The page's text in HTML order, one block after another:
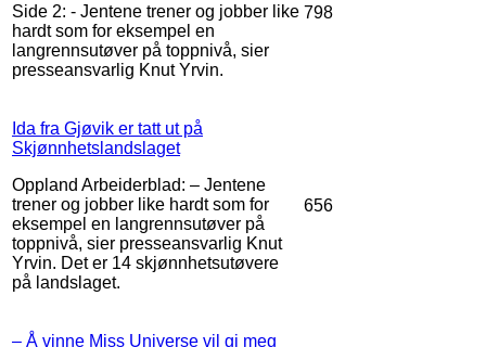
Side 2: - Jentene trener og jobber like
hardt som for eksempel en
langrennsutøver på toppnivå, sier
presseansvarlig Knut Yrvin.
798
Ida fra Gjøvik er tatt ut på
Skjønnhetslandslaget
Oppland Arbeiderblad: – Jentene
trener og jobber like hardt som for
eksempel en langrennsutøver på
toppnivå, sier presseansvarlig Knut
Yrvin. Det er 14 skjønnhetsutøvere
på landslaget.
656
– Å vinne Miss Universe vil gi meg